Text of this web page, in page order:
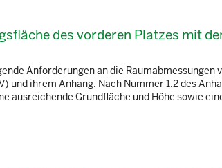
des vorderen Platzes mit
Anforderungen an die
ihrem Anhang. Nach Nummer 1.2 des
ausreichende Grundfläche und Höhe sowie